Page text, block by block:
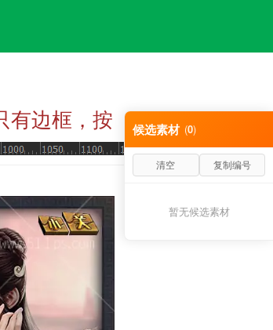
有边框，按
候选素材 (0)
清空 复制编号
暂无候选素材